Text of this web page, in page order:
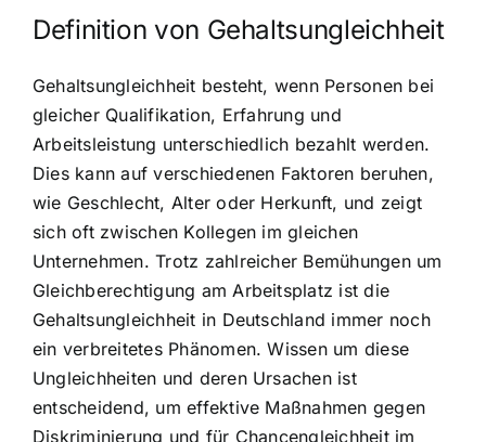
Definition von Gehaltsungleichheit
Gehaltsungleichheit besteht, wenn Personen bei
gleicher Qualifikation, Erfahrung und
Arbeitsleistung unterschiedlich bezahlt werden.
Dies kann auf verschiedenen Faktoren beruhen,
wie Geschlecht, Alter oder Herkunft, und zeigt
sich oft zwischen Kollegen im gleichen
Unternehmen. Trotz zahlreicher Bemühungen um
Gleichberechtigung am Arbeitsplatz ist die
Gehaltsungleichheit in Deutschland immer noch
ein verbreitetes Phänomen. Wissen um diese
Ungleichheiten und deren Ursachen ist
entscheidend, um effektive Maßnahmen gegen
Diskriminierung und für Chancengleichheit im